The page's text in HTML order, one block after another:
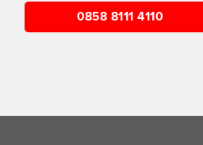
0858 8111 4110